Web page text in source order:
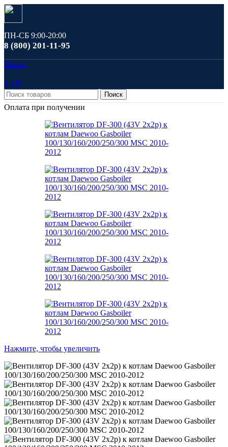
ПН-СБ 9:00-20:00
8 (800) 201-11-95
Меню
0 0 ₽
Поиск
Оплата при получении
Нажмите, чтобы увеличить